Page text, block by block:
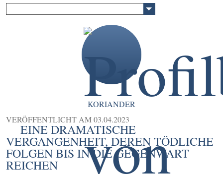
KORIANDER
VERÖFFENTLICHT AM03.04.2023
EINE DRAMATISCHE
VERGANGENHEIT, DEREN TÖDLICHE
FOLGEN BIS IN DIE GEGENWART
REICHEN